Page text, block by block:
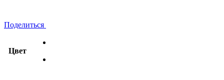
Поделиться
Цвет